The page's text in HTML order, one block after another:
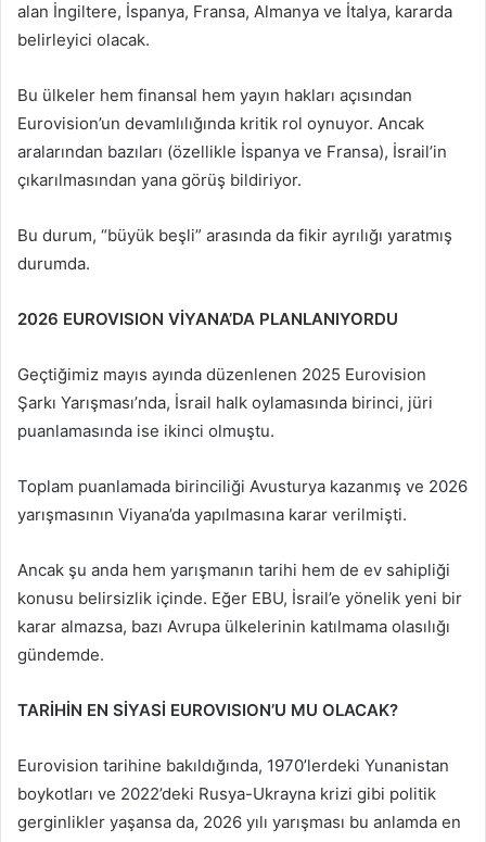
alan İngiltere, İspanya, Fransa, Almanya ve İtalya, kararda
belirleyici olacak.
Bu ülkeler hem finansal hem yayın hakları açısından
Eurovision’un devamlılığında kritik rol oynuyor. Ancak
aralarından bazıları (özellikle İspanya ve Fransa), İsrail’in
çıkarılmasından yana görüş bildiriyor.
Bu durum, “büyük beşli” arasında da fikir ayrılığı yaratmış
durumda.
2026 EUROVISION VİYANA’DA PLANLANIYORDU
Geçtiğimiz mayıs ayında düzenlenen 2025 Eurovision
Şarkı Yarışması’nda, İsrail halk oylamasında birinci, jüri
puanlamasında ise ikinci olmuştu.
Toplam puanlamada birinciliği Avusturya kazanmış ve 2026
yarışmasının Viyana’da yapılmasına karar verilmişti.
Ancak şu anda hem yarışmanın tarihi hem de ev sahipliği
konusu belirsizlik içinde. Eğer EBU, İsrail’e yönelik yeni bir
karar almazsa, bazı Avrupa ülkelerinin katılmama olasılığı
gündemde.
TARİHİN EN SİYASİ EUROVISION’U MU OLACAK?
Eurovision tarihine bakıldığında, 1970’lerdeki Yunanistan
boykotları ve 2022’deki Rusya-Ukrayna krizi gibi politik
gerginlikler yaşansa da, 2026 yılı yarışması bu anlamda en